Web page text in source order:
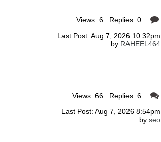
Views: 6 Replies: 0
Last Post: Aug 7, 2026 10:32pm
by RAHEEL464
Views: 66 Replies: 6
Last Post: Aug 7, 2026 8:54pm
by seo